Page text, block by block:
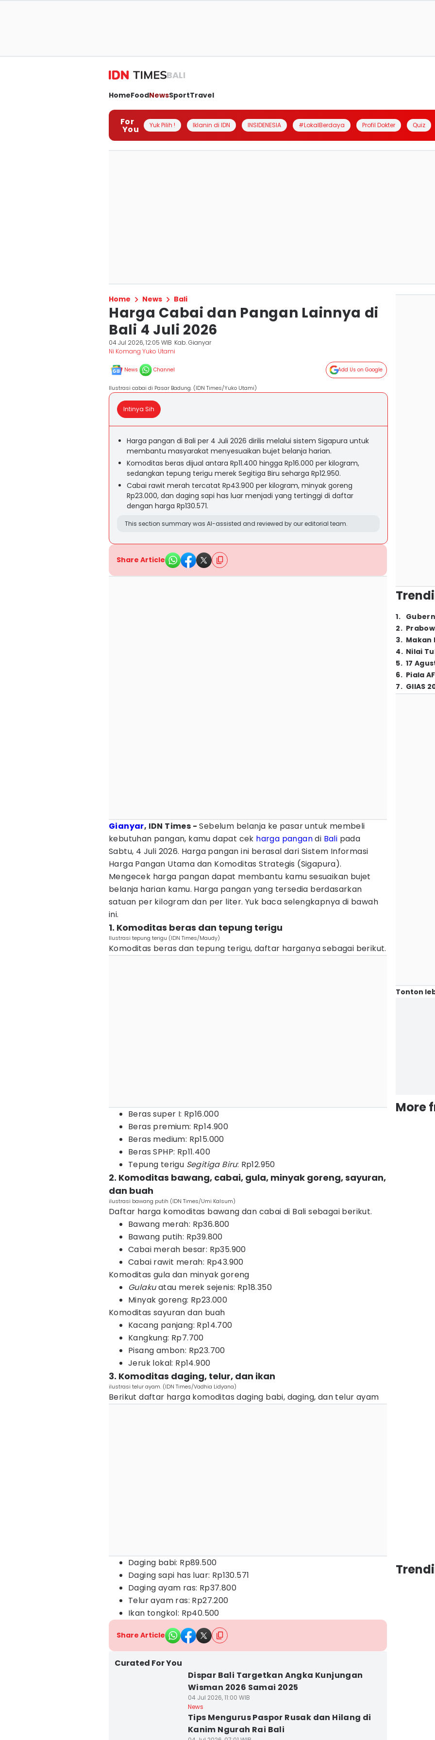
BALI
HomeFoodNewsSportTravel
For
You Yuk Pilih ! Iklanin di IDN INSIDENESIA #LokalBerdaya Profil Dokter Quiz
Home News Bali
Harga Cabai dan Pangan Lainnya di
Bali 4 Juli 2026
04 Jul 2026, 12:05 WIB Kab. Gianyar
Ni Komang Yuko Utami
News Channel Add Us on Google
Ilustrasi cabai di Pasar Badung. (IDN Times/Yuko Utami)
Intinya Sih
Harga pangan di Bali per 4 Juli 2026 dirilis melalui sistem Sigapura untuk
membantu masyarakat menyesuaikan bujet belanja harian.
Komoditas beras dijual antara Rp11.400 hingga Rp16.000 per kilogram,
sedangkan tepung terigu merek Segitiga Biru seharga Rp12.950.
Cabai rawit merah tercatat Rp43.900 per kilogram, minyak goreng
Rp23.000, dan daging sapi has luar menjadi yang tertinggi di daftar
dengan harga Rp130.571.
This section summary was AI-assisted and reviewed by our editorial team.
Share Article
Gianyar, IDN Times - Sebelum belanja ke pasar untuk membeli
kebutuhan pangan, kamu dapat cek harga pangandi Bali pada
Sabtu, 4 Juli 2026. Harga pangan ini berasal dari Sistem Informasi
Harga Pangan Utama dan Komoditas Strategis (Sigapura).
Mengecek harga pangan dapat membantu kamu sesuaikan bujet
belanja harian kamu. Harga pangan yang tersedia berdasarkan
satuan per kilogram dan per liter. Yuk baca selengkapnya di bawah
ini.
1. Komoditas beras dan tepung terigu
Ilustrasi tepung terigu (IDN Times/Maudy)
Komoditas beras dan tepung terigu, daftar harganya sebagai berikut.
Beras super I: Rp16.000
Beras premium: Rp14.900
Beras medium: Rp15.000
Beras SPHP: Rp11.400
Tepung terigu Segitiga Biru: Rp12.950
2. Komoditas bawang, cabai, gula, minyak goreng, sayuran,
dan buah
ilustrasi bawang putih (IDN Times/Umi Kalsum)
Daftar harga komoditas bawang dan cabai di Bali sebagai berikut.
Bawang merah: Rp36.800
Bawang putih: Rp39.800
Cabai merah besar: Rp35.900
Cabai rawit merah: Rp43.900
Komoditas gula dan minyak goreng
Gulakuatau merek sejenis: Rp18.350
Minyak goreng: Rp23.000
Komoditas sayuran dan buah
Kacang panjang: Rp14.700
Kangkung: Rp7.700
Pisang ambon: Rp23.700
Jeruk lokal: Rp14.900
3. Komoditas daging, telur, dan ikan
ilustrasi telur ayam. (IDN Times/Vadhia Lidyana)
Berikut daftar harga komoditas daging babi, daging, dan telur ayam
Daging babi: Rp89.500
Daging sapi has luar: Rp130.571
Daging ayam ras: Rp37.800
Telur ayam ras: Rp27.200
Ikan tongkol: Rp40.500
Share Article
Curated For You
Dispar Bali Targetkan Angka Kunjungan
Wisman 2026 Samai 2025
04 Jul 2026, 11:00 WIB
News
Tips Mengurus Paspor Rusak dan Hilang di
Kanim Ngurah Rai Bali
1.
2.
3. Makan
4. Nilai
5. 17
6. Piala
7. GIIAS
Tonton
More